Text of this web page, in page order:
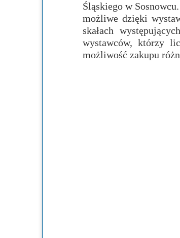
Śląskiego w
możliwe dzięki
skałach
wystawców, którzy
możliwość zakupu
Ambasador Zamoyskiego
Biblioteka szkolna
Pedagog i Psycholog
Rzecznik Praw
mLegitymacja
Konkursy,